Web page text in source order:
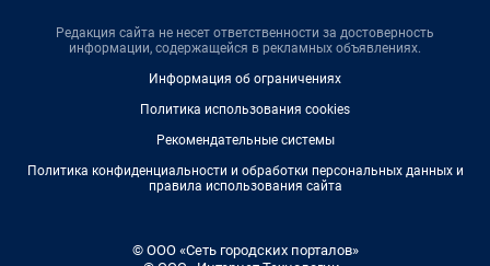
Редакция сайта не несет ответственности за достоверность
информации, содержащейся в рекламных объявлениях.
Информация об ограничениях
Политика использования cookies
Рекомендательные системы
Политика конфиденциальности и обработки персональных данных и
правила использования сайта
© ООО «Сеть городских порталов»